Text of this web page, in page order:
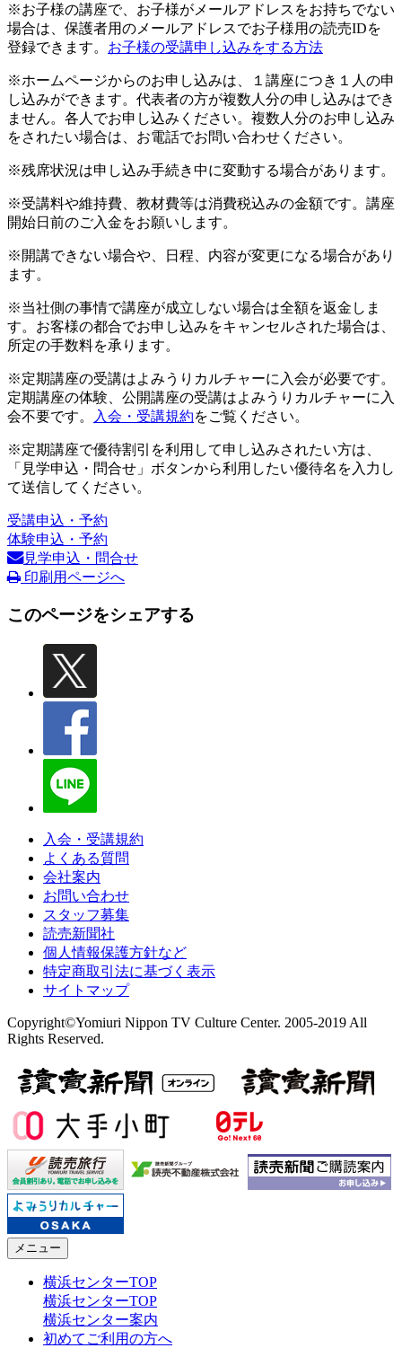
※お子様の講座で、お子様がメールアドレスをお持ちでない
場合は、保護者用のメールアドレスでお子様用の読売IDを
登録できます。 お子様の受講申し込みをする方法
※ホームページからのお申し込みは、１講座につき１人の申
し込みができます。代表者の方が複数人分の申し込みはでき
ません。各人でお申し込みください。複数人分のお申し込み
をされたい場合は、お電話でお問い合わせください。
※残席状況は申し込み手続き中に変動する場合があります。
※受講料や維持費、教材費等は消費税込みの金額です。講座
開始日前のご入金をお願いします。
※開講できない場合や、日程、内容が変更になる場合があり
ます。
※当社側の事情で講座が成立しない場合は全額を返金しま
す。お客様の都合でお申し込みをキャンセルされた場合は、
所定の手数料を承ります。
※定期講座の受講はよみうりカルチャーに入会が必要です。
定期講座の体験、公開講座の受講はよみうりカルチャーに入
会不要です。
入会・受講規約をご覧ください。
※定期講座で優待割引を利用して申し込みされたい方は、
「見学申込・問合せ」ボタンから利用したい優待名を入力し
て送信してください。
受講申込・予約
体験申込・予約
見学申込・問合せ
印刷用ページへ
このページをシェアする
入会・受講規約
よくある質問
会社案内
お問い合わせ
スタッフ募集
読売新聞社
個人情報保護方針など
特定商取引法に基づく表示
サイトマップ
Copyright©Yomiuri Nippon TV Culture Center. 2005-2019 All
Rights Reserved.
メニュー
横浜センターTOP
横浜センターTOP
横浜センター案内
初めてご利用の方へ